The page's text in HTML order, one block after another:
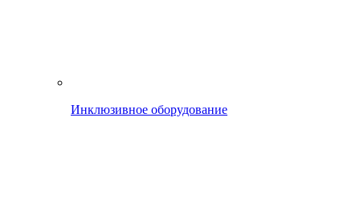
Инклюзивное оборудование